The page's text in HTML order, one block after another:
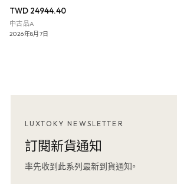
TWD 24944.40
中古品A
2026年8月7日
LUXTOKY NEWSLETTER
訂閱新貨通知
率先收到此系列最新到貨通知。